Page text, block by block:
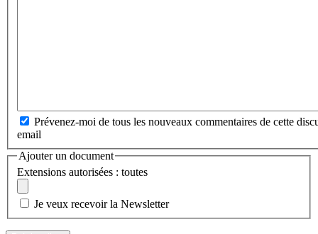
Prévenez-moi de tous les nouveaux commentaires de cette
email
Ajouter un document
Extensions autorisées : toutes
Je veux recevoir la Newsletter